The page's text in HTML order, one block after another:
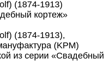
(1874-1913)
кортеж»
(1874-1913),
(KPM)
из серии «Свадебный